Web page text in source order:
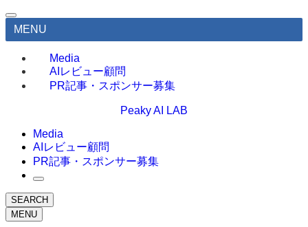
MENU
Media
AIレビュー顧問
PR記事・スポンサー募集
Peaky AI LAB
Media
AIレビュー顧問
PR記事・スポンサー募集
SEARCH
MENU